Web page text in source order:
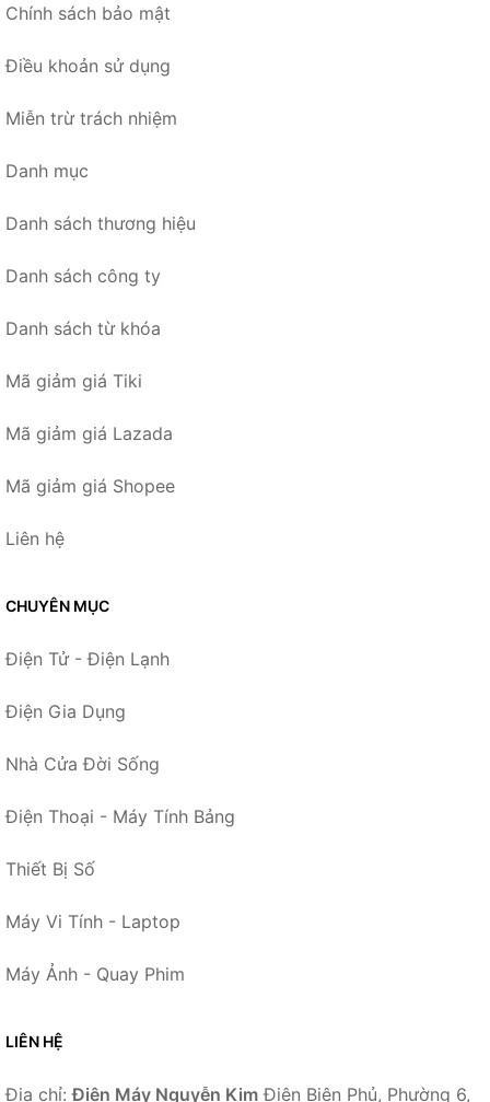
Chính sách bảo mật
Điều khoản sử dụng
Miễn trừ trách nhiệm
Danh mục
Danh sách thương hiệu
Danh sách công ty
Danh sách từ khóa
Mã giảm giá Tiki
Mã giảm giá Lazada
Mã giảm giá Shopee
Liên hệ
CHUYÊN MỤC
Điện Tử - Điện Lạnh
Điện Gia Dụng
Nhà Cửa Đời Sống
Điện Thoại - Máy Tính Bảng
Thiết Bị Số
Máy Vi Tính - Laptop
Máy Ảnh - Quay Phim
LIÊN HỆ
Địa chỉ:Điện Máy Nguyễn Kim Điện Biên Phủ, Phường 6,